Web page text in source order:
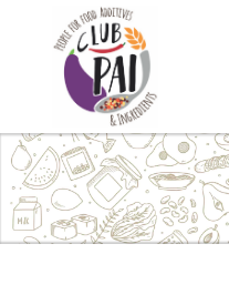
Skip to content